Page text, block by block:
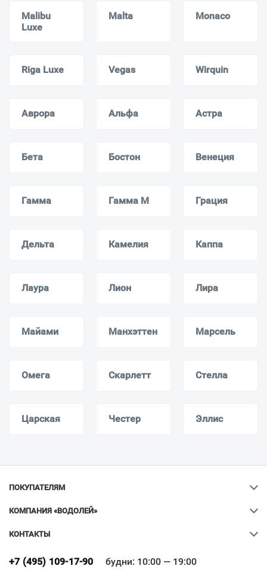
Malibu
Luxe
Malta Monaсo
Riga Luxe Vegas Wirquin
Аврора Альфа Астра
Бета Бостон Венеция
Гамма Гамма M Грация
Дельта Камелия Каппа
Лаура Лион Лира
Майами Манхэттен Марсель
Омега Скарлетт Стелла
Царская Честер Эллис
ПОКУПАТЕЛЯМ
КОМПАНИЯ «ВОДОЛЕЙ»
КОНТАКТЫ
+7 (495) 109-17-90
будни: 10:00 — 19:00